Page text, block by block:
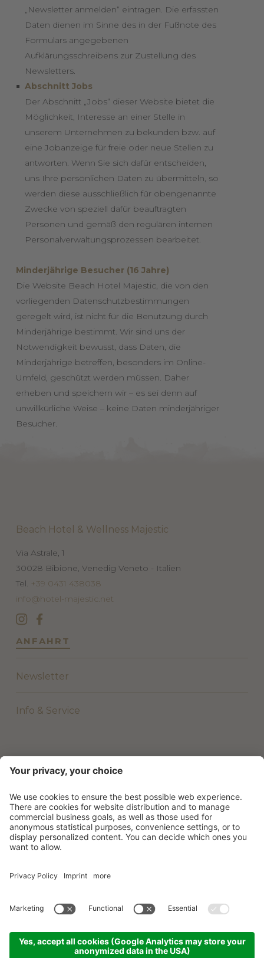
„Newsletter anmelden“ eintragen. Die erfassten
Daten dienen im Sinne des in der Fußnote des
Formulars angegebenen
Aufklärungsschreibens zur Zustellung des
Newsletters.
Abschnitt Jobs
Der Abschnitt „Jobs“ dieser Website bietet die
Möglichkeit, Interesse an einer Stelle in
unserem Unternehmen zu bekunden bzw. auf
eine Jobanzeige für freie oder neue Stellen zu
antworten. Wenn Sie sich dafür entscheiden,
uns Ihre persönlichen Daten zu übermitteln, so
werden diese ausschließlich für obengenannte
Zwecke von speziell dafür beauftragten
Personen und gemäß den regulären internen
Personalverwaltungsprozessen bearbeitet.
Minderjährige Besucher (16 Jahre)
Die Website Beach Hotel Majestic, die von den
vorliegenden Datenschutzbestimmungen
geregelt wird, ist nicht für die Benutzung durch
Minderjährige bestimmt. Wir sind uns der
Notwendigkeit bewusst, dass Daten, die
Minderjährige betreffen, besonders im Online-
Umfeld, geschützt werden müssen. Daher
erheben und speichern wir – es sei denn auf
unwillkürliche Weise – keine Daten minderjähriger
Besucher.
Beach Hotel & Wellness Majestic
Via Astrale, 1
30028 Bibione, Venedig Veneto - Italien
Tel. +39 0431 438038
info@hotel-majestic.net
ANFAHRT
Newsletter
Info & Service
2026
Impressum . Datenschutzerklärung
Cookie-Einstellungen
. produced by